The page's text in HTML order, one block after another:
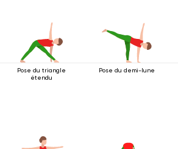
Pose du triangle
étendu
Pose du demi-lune